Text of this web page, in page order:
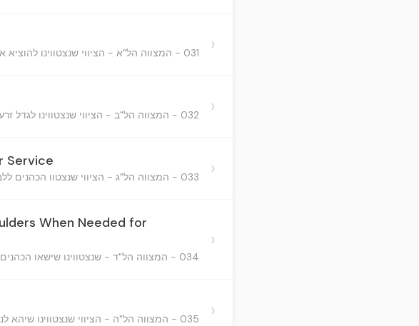
031 - המצווה הל"א - הציווי שנצטווינו להוציא את הטמאים מן המקדש ›
032 - המצווה הל"ב - הציווי שנצטווינו לגדל זרע אהרן ולכבדם ולרוממם, ולייחס להם מעלת קדושה וכבוד ›
Service
033 - המצווה הל"ג - הציווי שנצטוו הכהנים ללבש בגדים מיוחדים לכבוד ולתפארת, ואחר כך יעבדו במקדש ›
When Needed for
034 - המצווה הל"ד - שנצטווינו שישאו הכהנים את הארון על כתפיהם כשנרצה להעבירו ממקום למקום
›
035 - המצווה הל"ה - הציווי שנצטווינו שיהא לנו שמן עשוי באופן מיוחד למשוח בו כל כהן גדול שיתמנה ›